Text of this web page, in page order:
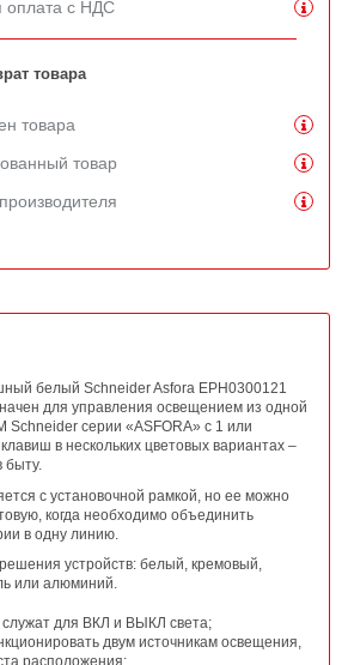
оплата с НДС
товара
товара
товар
белый Schneider Asfora EPH0300121
для управления освещением из одной
Schneider серии «ASFORA» с 1 или
в нескольких цветовых вариантах –
быту.
с установочной рамкой, но ее можно
когда необходимо объединить
в одну линию.
устройств: белый, кремовый,
или алюминий.
служат для ВКЛ и ВЫКЛ света;
двум источникам освещения,
расположения;